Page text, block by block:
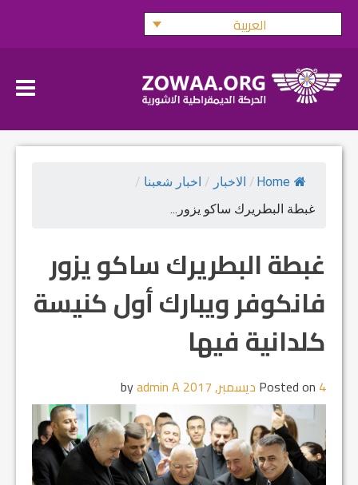
Skip
العربية
Home
/ الاخبار / اخبار شعبنا /
غبطة البطريرك ساكو يزور...
غبطة البطريرك ساكو يزور
فانكوفر ويبارك أول كنيسة
كلدانية فيها
Posted on 4 ديسمبر, 2017 admin A